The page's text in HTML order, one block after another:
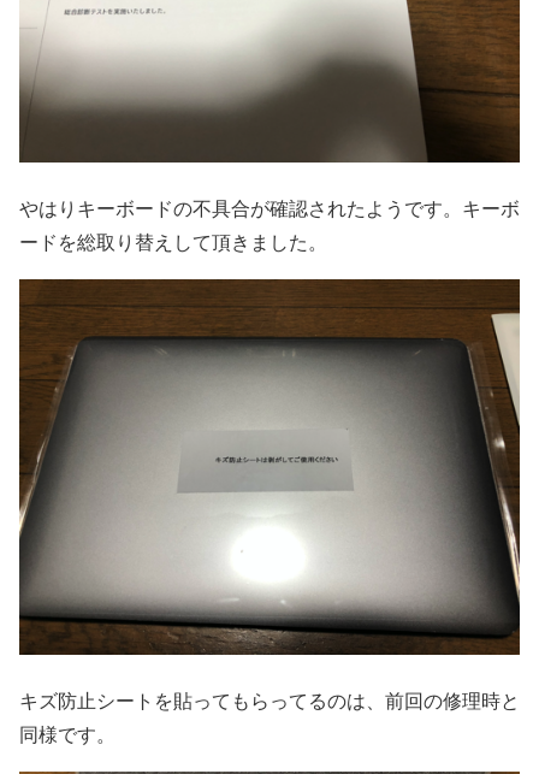
やはりキーボードの不具合が確認されたようです。キーボ
ードを総取り替えして頂きました。
キズ防止シートを貼ってもらってるのは、前回の修理時と
同様です。